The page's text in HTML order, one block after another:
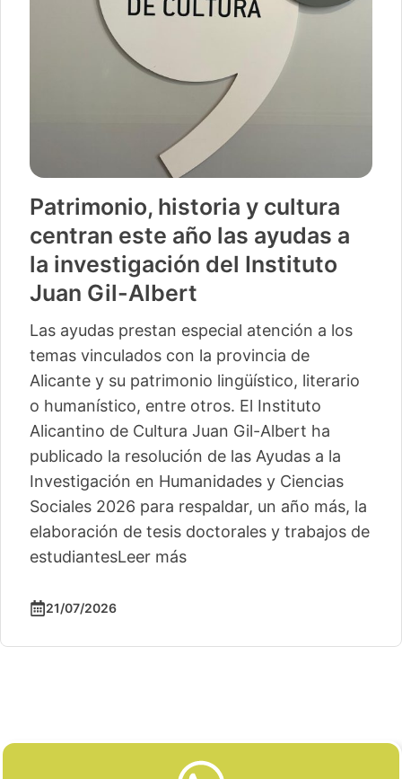
Patrimonio, historia y cultura
centran este año las ayudas a
la investigación del Instituto
Juan Gil-Albert
Las ayudas prestan especial atención a los
temas vinculados con la provincia de
Alicante y su patrimonio lingüístico, literario
o humanístico, entre otros. El Instituto
Alicantino de Cultura Juan Gil-Albert ha
publicado la resolución de las Ayudas a la
Investigación en Humanidades y Ciencias
Sociales 2026 para respaldar, un año más, la
elaboración de tesis doctorales y trabajos de
estudiantesLeer más
21/07/2026